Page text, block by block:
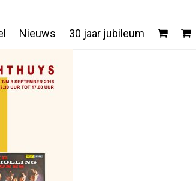
Nieuws 30 jaar jubileum